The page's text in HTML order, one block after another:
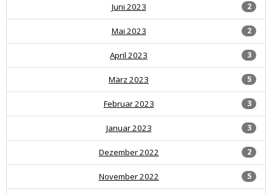
2
Juni 2023
2
Mai 2023
3
April 2023
5
März 2023
3
Februar 2023
3
Januar 2023
2
Dezember 2022
5
November 2022